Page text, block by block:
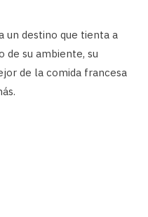
un destino que tienta a
de su ambiente, su
de la comida francesa